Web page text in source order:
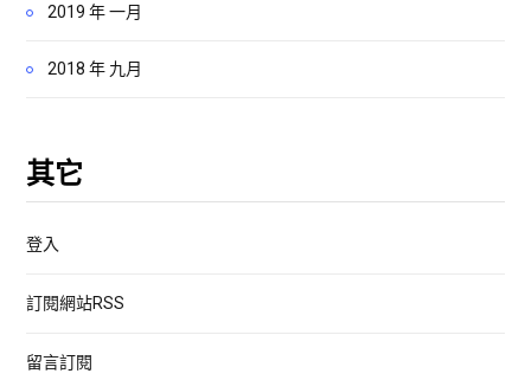
2019 年 一月
2018 年 九月
其它
登入
訂閱網站RSS
留言訂閱